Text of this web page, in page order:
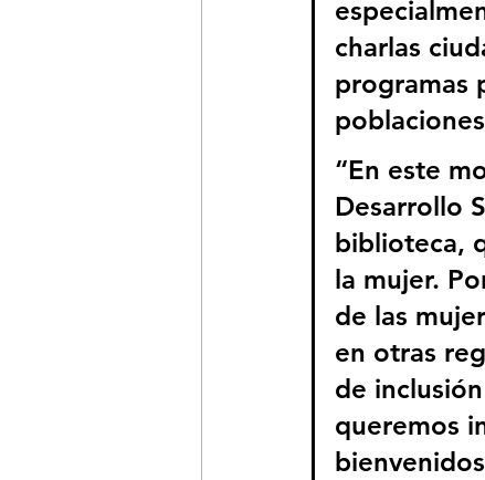
charlas
programas
“En este
Desarrollo
biblioteca,
la mujer.
de las
en otras
de
queremos